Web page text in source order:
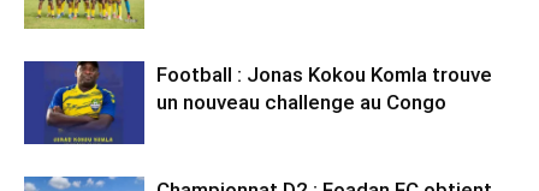
Football : Jonas Kokou Komla trouve
un nouveau challenge au Congo